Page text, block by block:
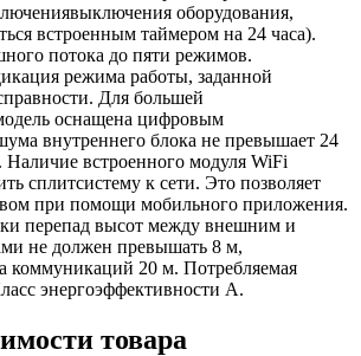
оборудования,
встроенным таймером на 24 часа).
потока до пяти режимов.
режима работы, заданной
Для большей
оснащена цифровым
внутреннего блока не превышает 24
встроенного модуля WiFi
сплитсистему к сети. Это позволяет
при помощи мобильного приложения.
перепад высот между внешним и
не должен превышать 8 м,
коммуникаций 20 м. Потребляемая
энергоэффективности А.
товара